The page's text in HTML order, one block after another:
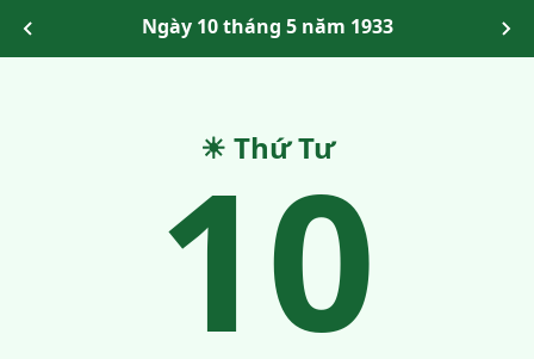
Ngày 10 tháng 5 năm 1933
☀ Thứ Tư
10